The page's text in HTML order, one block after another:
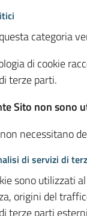
categoria
di cookie
terze parti.
Sito non sono
necessitano
di servizi di
sono utilizzati
origini del
terze parti